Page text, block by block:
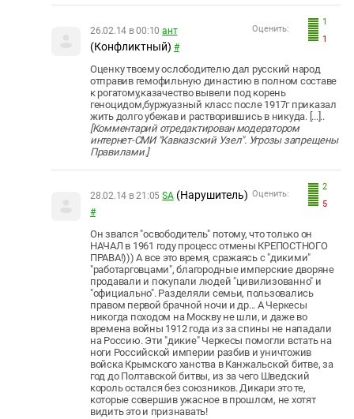
1
1
Оценить:
26.02.14 в 00:10 ант
(Конфликтный) #
Оценку твоему ослободителю дал русский народ
отправив гемофильную династию в полном составе
к рогатому,казачество вывели под корень
геноцидом,буржуазный класс после 1917г приказал
жить долго убежав и растворившись в никуда. [...]..
[Комментарий отредактирован модератором
интернет-СМИ "Кавказский Узел". Угрозы запрещены
Правилами.]
2
5
Оценить:
28.02.14 в 21:05 SA (Нарушитель)
#
Он звался "освободитель" потому, что только он
НАЧАЛ в 1961 году процесс отмены КРЕПОСТНОГО
ПРАВА!))) А все это время, сражаясь с "дикими"
"работарговцами", благородные имперские дворяне
продавали и покупали людей "цивилизованно" и
"официально". Разделяли семьи, пользовались
правом первой брачной ночи и др... А Черкесы
никогда походом на Москву не шли, и даже во
времена войны 1912 года из за спины не нападали
на Россию. Эти "дикие" Черкесы помогли встать на
ноги Российской империи разбив и уничтожив
войска Крымского ханства в Канжальской битве, за
год до Полтавской битвы, из за чего Шведский
король остался без союзников. Дикари это те,
которые совершив ужасное в прошлом, не хотят
видить это и признавать!